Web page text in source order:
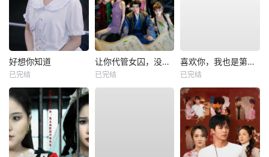
好想你知道
已完结
让你代管女囚，没让你称帝啊
已完结
喜欢你，我也是第一部
已完结